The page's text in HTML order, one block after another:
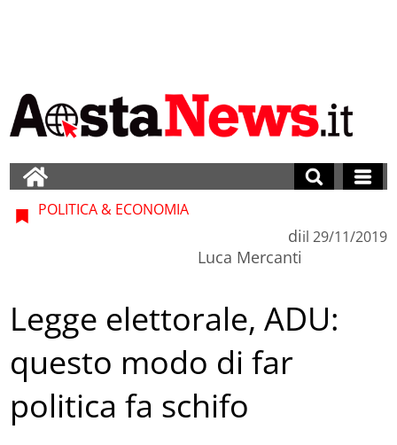
POLITICA & ECONOMIA
di
Luca Mercanti
il 29/11/2019
Legge elettorale, ADU:
questo modo di far
politica fa schifo